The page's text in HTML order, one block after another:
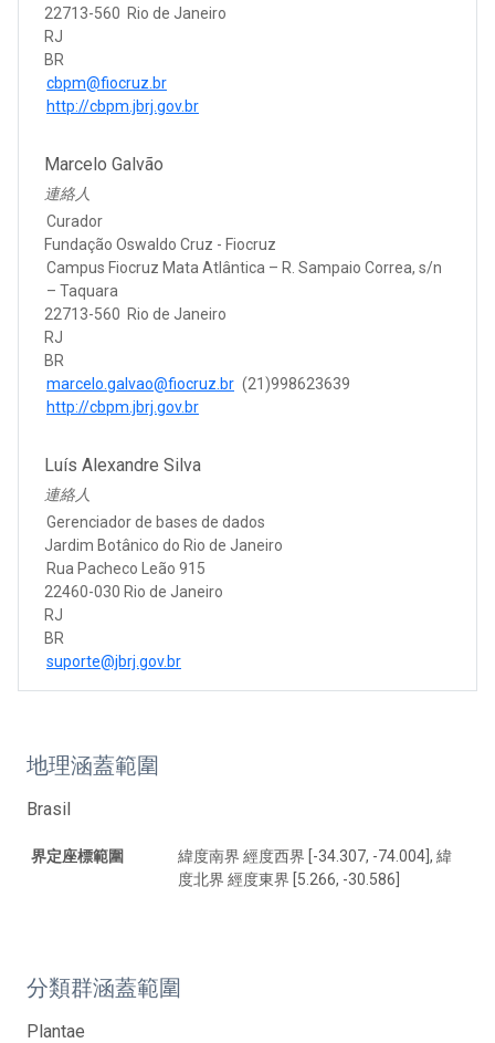
22713-560 Rio de Janeiro
RJ
BR
cbpm@fiocruz.br
http://cbpm.jbrj.gov.br
Marcelo Galvão
連絡人
Curador
Fundação Oswaldo Cruz - Fiocruz
Campus Fiocruz Mata Atlântica – R. Sampaio Correa, s/n
– Taquara
22713-560 Rio de Janeiro
RJ
BR
marcelo.galvao@fiocruz.br (21)998623639
http://cbpm.jbrj.gov.br
Luís Alexandre Silva
連絡人
Gerenciador de bases de dados
Jardim Botânico do Rio de Janeiro
Rua Pacheco Leão 915
22460-030 Rio de Janeiro
RJ
BR
suporte@jbrj.gov.br
地理涵蓋範圍
Brasil
界定座標範圍
緯度南界 經度西界 [-34.307, -74.004], 緯
度北界 經度東界 [5.266, -30.586]
分類群涵蓋範圍
Plantae